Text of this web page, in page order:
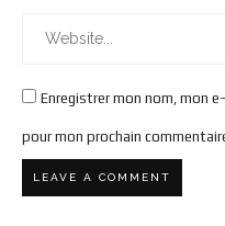
Enregistrer mon nom, mon
pour mon prochain